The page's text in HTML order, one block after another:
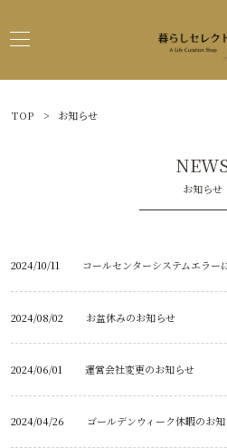
TOP > お知らせ
お知らせ
2024/10/11 コールセンターシステムエラー
2024/08/02 お盆休みのお知らせ
2024/06/01 運営会社変更のお知らせ
2024/04/26 ゴールデンウィーク休暇のお